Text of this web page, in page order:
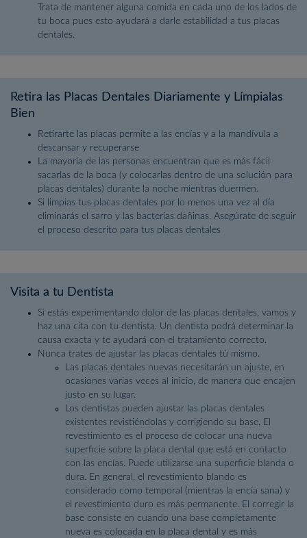
Trata de mantener alguna comida en cada uno de los lados de
tu boca pues esto ayudará a darle estabilidad a tus placas
dentales.
Retira las Placas Dentales Diariamente y Límpialas
Bien
Retirarte las placas permite a las encías y a la mandívula a
descansar y recuperarse
La mayoría de las personas encuentran que es más fácil
sacarlas de la boca (y colocarlas dentro de una solución para
placas dentales) durante la noche mientras duermen.
Si limpias tus placas dentales por lo menos una vez al día
eliminarás el sarro y las bacterias dañinas. Asegúrate de seguir
el proceso descrito para tus placas dentales
Visita a tu Dentista
Si estás experimentando dolor de las placas dentales, vamos y
haz una cita con tu dentista. Un dentista podrá determinar la
causa exacta y te ayudará con el tratamiento correcto.
Nunca trates de ajustar las placas dentales tú mismo.
Las placas dentales nuevas necesitarán un ajuste, en
ocasiones varias veces al inicio, de manera que encajen
justo en su lugar.
Los dentistas pueden ajustar las placas dentales
existentes revistiéndolas y corrigiendo su base. El
revestimiento es el proceso de colocar una nueva
superficie sobre la placa dental que está en contacto
con las encías. Puede utilizarse una superficie blanda o
dura. En general, el revestimiento blando es
considerado como temporal (mientras la encía sana) y
el revestimiento duro es más permanente. El corregir la
base consiste en cuando una base completamente
nueva es colocada en la placa dental y es más